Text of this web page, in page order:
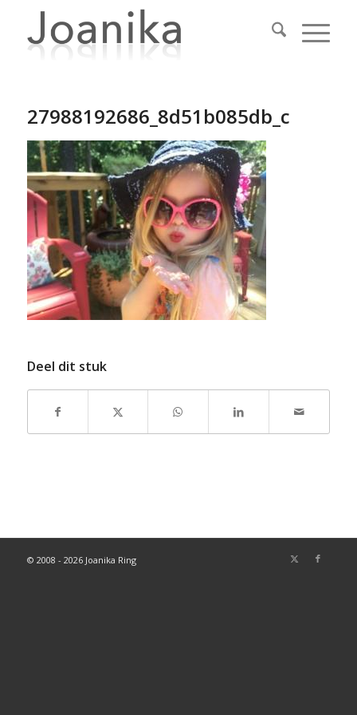
27988192686_8d51b085db_c
Deel dit stuk
© 2008 - 2026 Joanika Ring